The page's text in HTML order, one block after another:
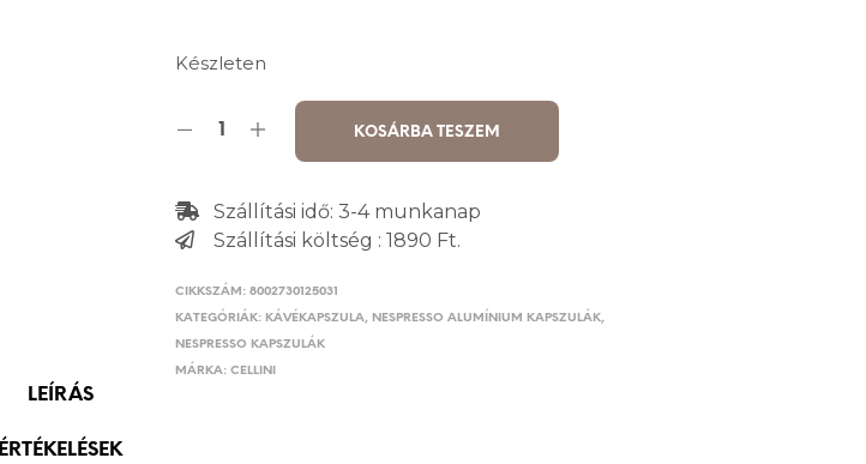
Készleten
KOSÁRBA TESZEM
Szállítási idő: 3-4 munkanap
Szállítási költség : 1890 Ft.
CIKKSZÁM:8002730125031
KATEGÓRIÁK: KÁVÉKAPSZULA, NESPRESSO ALUMÍNIUM KAPSZULÁK,
NESPRESSO KAPSZULÁK
MÁRKA:CELLINI
LEÍRÁS
ÉRTÉKELÉSEK